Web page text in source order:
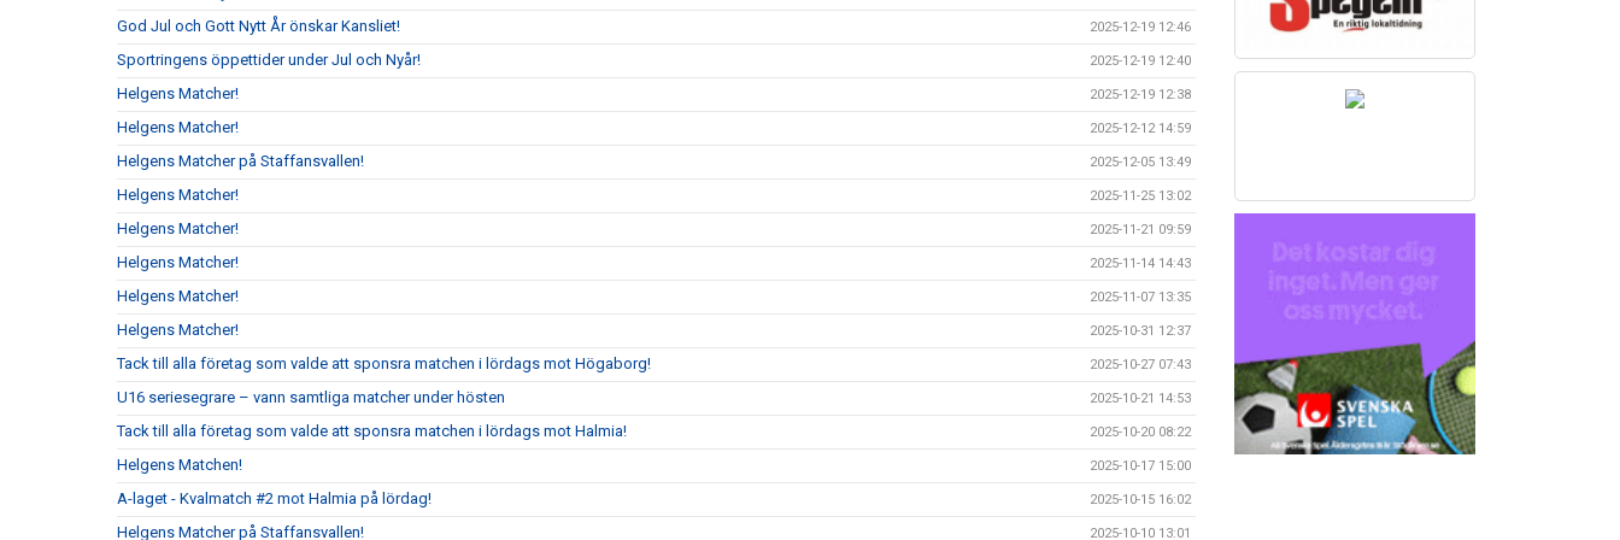
God Jul och Gott Nytt År önskar Kansliet! 2025-12-19 12:46
Sportringens öppettider under Jul och Nyår! 2025-12-19 12:40
Helgens Matcher! 2025-12-19 12:38
Helgens Matcher! 2025-12-12 14:59
Helgens Matcher på Staffansvallen! 2025-12-05 13:49
Helgens Matcher! 2025-11-25 13:02
Helgens Matcher! 2025-11-21 09:59
Helgens Matcher! 2025-11-14 14:43
Helgens Matcher! 2025-11-07 13:35
Helgens Matcher! 2025-10-31 12:37
Tack till alla företag som valde att sponsra matchen i lördags mot Högaborg! 2025-10-27 07:43
U16 seriesegrare – vann samtliga matcher under hösten 2025-10-21 14:53
Tack till alla företag som valde att sponsra matchen i lördags mot Halmia! 2025-10-20 08:22
Helgens Matchen! 2025-10-17 15:00
A-laget - Kvalmatch #2 mot Halmia på lördag! 2025-10-15 16:02
Helgens Matcher på Staffansvallen! 2025-10-10 13:01